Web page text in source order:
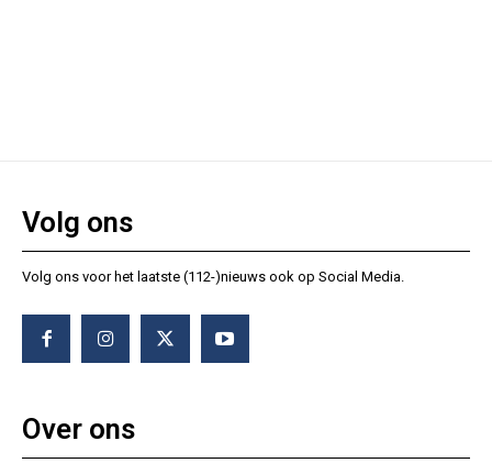
Volg ons
Volg ons voor het laatste (112-)nieuws ook op Social Media.
Over ons